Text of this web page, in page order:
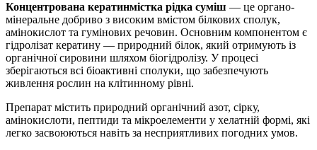
Концентрована кератинмістка рідка суміш — це органо-
мінеральне добриво з високим вмістом білкових сполук,
амінокислот та гумінових речовин. Основним компонентом є
гідролізат кератину — природний білок, який отримують із
органічної сировини шляхом біогідролізу. У процесі
зберігаються всі біоактивні сполуки, що забезпечують
живлення рослин на клітинному рівні.
Препарат містить природний органічний азот, сірку,
амінокислоти, пептиди та мікроелементи у хелатній формі, які
легко засвоюються навіть за несприятливих погодних умов.